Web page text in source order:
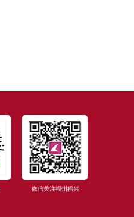
微信关注福州福兴